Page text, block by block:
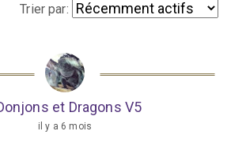
Trier par:
et Dragons V5
il y a 6 mois